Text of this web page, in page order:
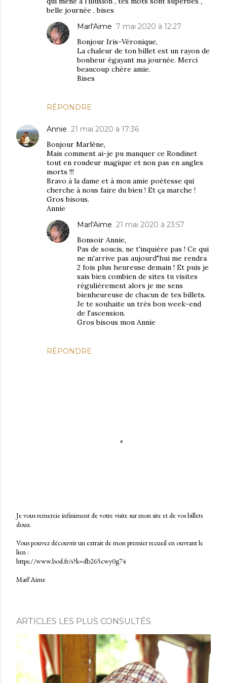
belle journée , bises
RÉPONDRE
Marl'Aime 7 mai 2020 à 12:27
Bonjour Iris-Véronique,
La chaleur de ton billet est un rayon de
bonheur égayant ma journée. Merci
beaucoup chère amie.
Bises
Annie 21 mai 2020 à 17:36
Bonjour Marlène,
Mais comment ai-je pu manquer ce Rondinet
tout en rondeur magique et non pas en angles
morts !!!
Bravo à la dame et à mon amie poétesse qui
cherche à nous faire du bien ! Et ça marche !
Gros bisous.
Annie
RÉPONDRE
Marl'Aime 21 mai 2020 à 23:57
Bonsoir Annie,
Pas de soucis, ne t'inquière pas ! Ce qui
ne m'arrive pas aujourd"hui me rendra
2 fois plus heureuse demain ! Et puis je
sais bien combien de sites tu visites
régulièrement alors je me sens
bienheureuse de chacun de tes billets.
Je te souhaite un très bon week-end
de l'ascension.
Gros bisous mon Annie
E
r
e
g
s
u
n
c
m
m
e
Je vous remercie infiniment de votre visite sur mon site et de vos billets
doux.
Vous pouvez découvrir un extrait de mon premier recueil en ouvrant le
lien :
https://www.bod.fr/s?k=db265cwy0g74
Marl'Aime
ARTICLES LES PLUS CONSULTÉS